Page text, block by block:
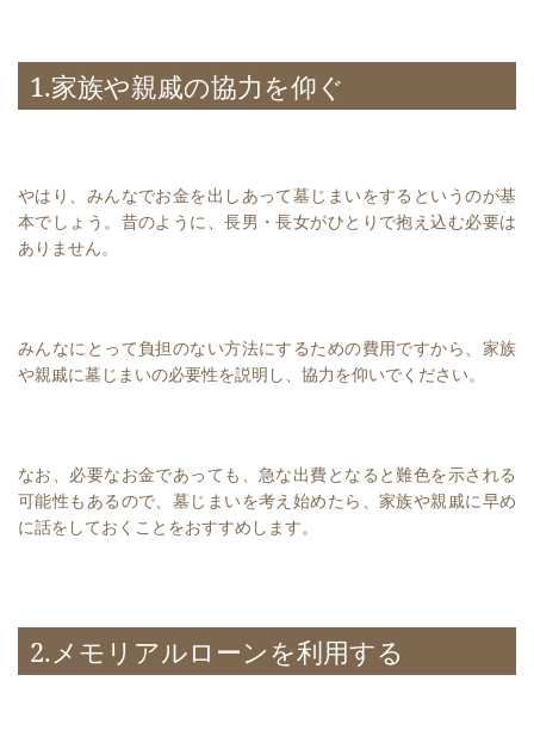
1.家族や親戚の協力を仰ぐ
やはり、みんなでお金を出しあって墓じまいをするというのが基
本でしょう。昔のように、長男・長女がひとりで抱え込む必要は
ありません。
みんなにとって負担のない方法にするための費用ですから、家族
や親戚に墓じまいの必要性を説明し、協力を仰いでください。
なお、必要なお金であっても、急な出費となると難色を示される
可能性もあるので、墓じまいを考え始めたら、家族や親戚に早め
に話をしておくことをおすすめします。
2.メモリアルローンを利用する